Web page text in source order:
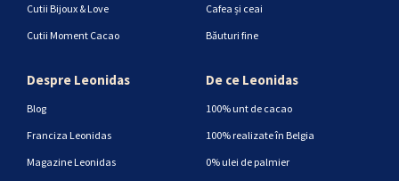
Cutii Bijoux & Love
Cutii Moment Cacao
Cafea și ceai
Băuturi fine
Despre Leonidas
Blog
Franciza Leonidas
Magazine Leonidas
De ce Leonidas
100% unt de cacao
100% realizate în Belgia
0% ulei de palmier